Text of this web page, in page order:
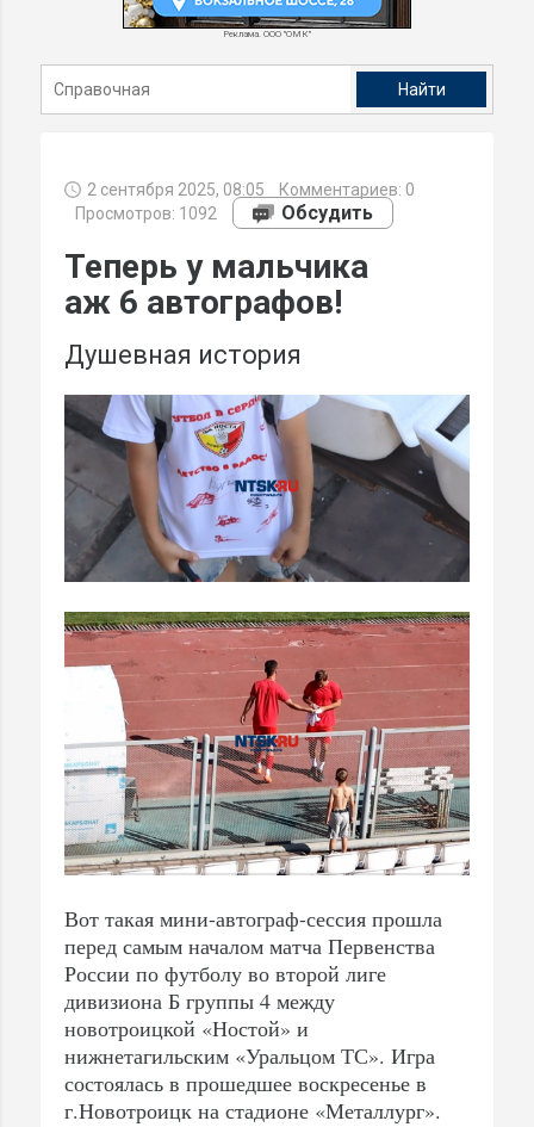
Реклама. ООО "ОМК"
2 сентября 2025, 08:05 Комментариев: 0
Просмотров: 1092
Обсудить
Теперь у мальчика
аж 6 автографов!
Душевная история
Вот такая мини-автограф-сессия прошла
перед самым началом матча Первенства
России по футболу во второй лиге
дивизиона Б группы 4 между
новотроицкой «Ностой» и
нижнетагильским «Уральцом ТС». Игра
состоялась в прошедшее воскресенье в
г.Новотроицк на стадионе «Металлург».